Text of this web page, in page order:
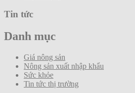
Tin tức
Danh mục
Giá nông sản
Nông sản xuất nhập khẩu
Sức khỏe
Tin tức thị trường